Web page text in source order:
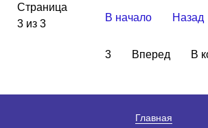
Страница
3 из 3
В начало Назад
3 Вперед В
Главная